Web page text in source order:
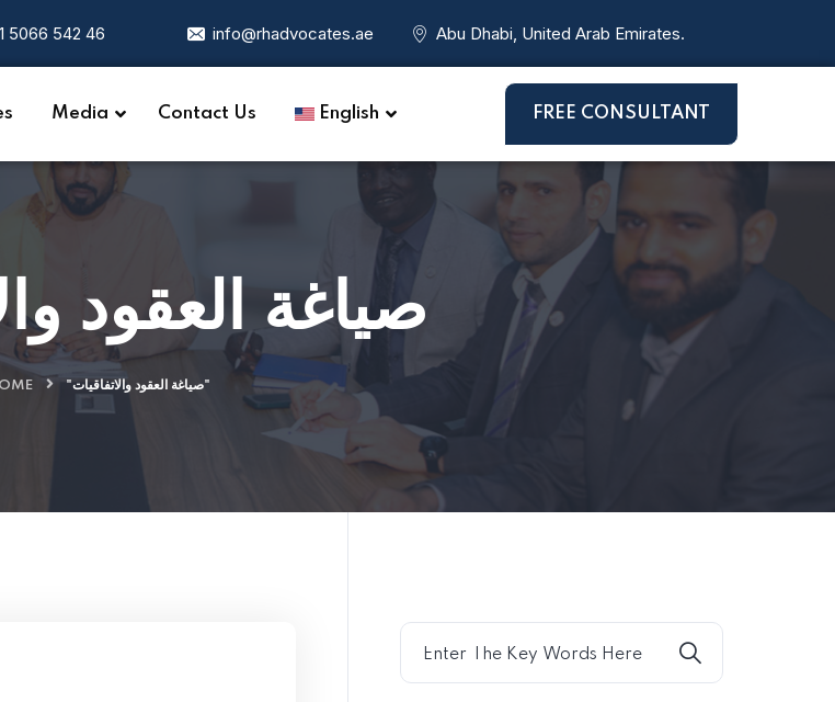
5066 542 46 info@rhadvocates.ae Abu Dhabi, United Arab Emirates.
Media Contact Us English FREE CONSULTANT
صياغة العقود
"صياغة العقود والاتفاقيات"